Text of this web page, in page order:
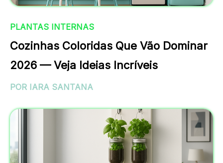
PLANTAS INTERNAS
Cozinhas Coloridas Que Vão Dominar
2026 — Veja Ideias Incríveis
POR IARA SANTANA